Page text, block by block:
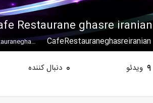
Restaurane ghasre iranian
CafeRestauraneghasreiranian
9 ویدئو 0 دنبال کننده